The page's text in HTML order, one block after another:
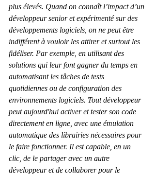
plus élevés. Quand on connaît l’impact d’un
développeur senior et expérimenté sur des
développements logiciels, on ne peut être
indifférent à vouloir les attirer et surtout les
fidéliser. Par exemple, en utilisant des
solutions qui leur font gagner du temps en
automatisant les tâches de tests
quotidiennes ou de configuration des
environnements logiciels. Tout développeur
peut aujourd'hui activer et tester son code
directement en ligne, avec une émulation
automatique des librairies nécessaires pour
le faire fonctionner. Il est capable, en un
clic, de le partager avec un autre
développeur et de collaborer pour le